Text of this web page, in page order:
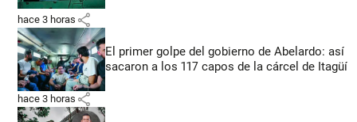
hace 3 horas share
El primer golpe del gobierno de Abelardo: así
sacaron a los 117 capos de la cárcel de Itagüí
hace 3 horas share